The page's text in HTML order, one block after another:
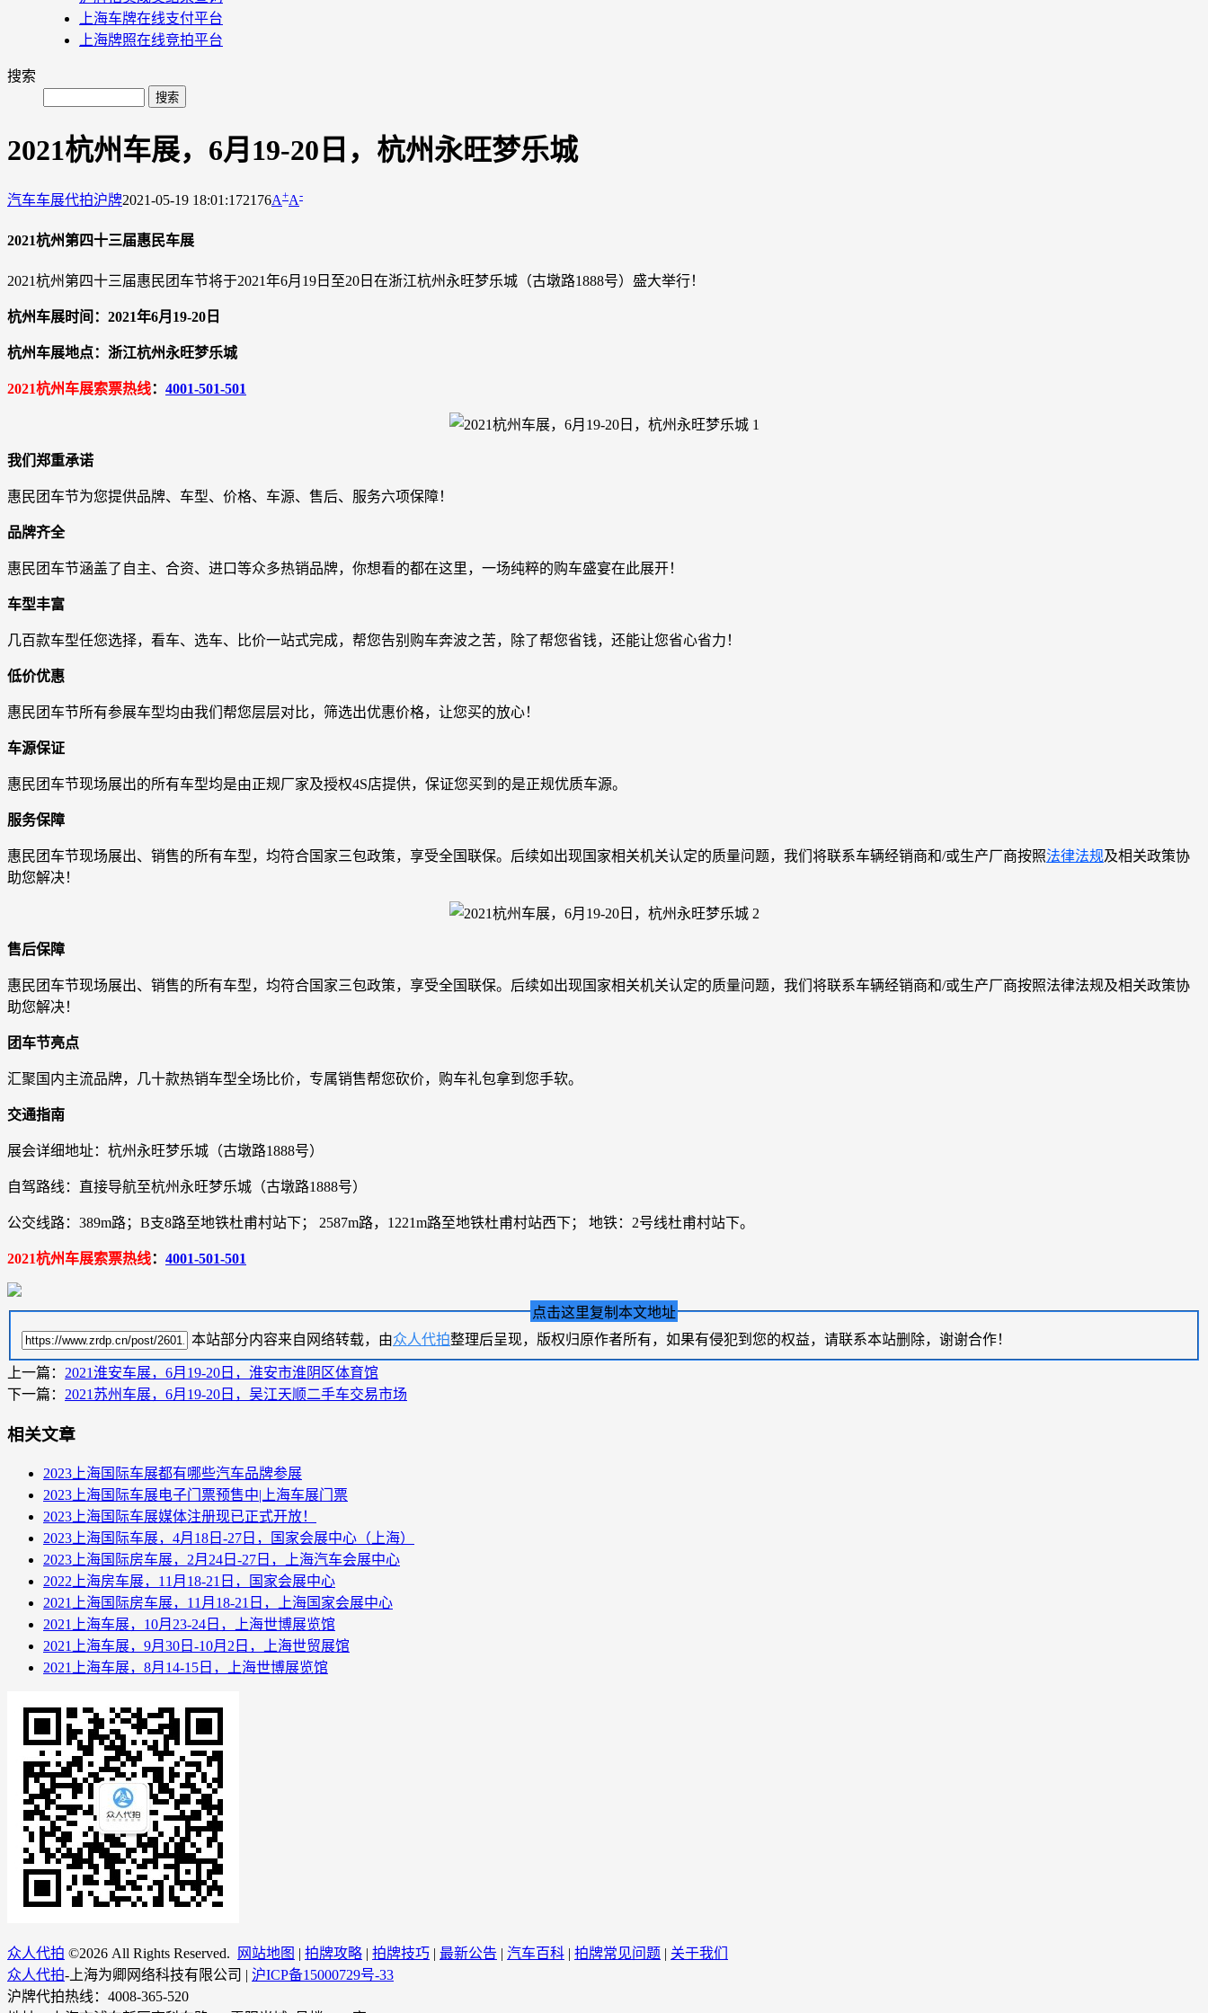
上海车牌在线支付平台
上海牌照在线竞拍平台
搜索
2021杭州车展，6月19-20日，杭州永旺梦乐城
汽车车展代拍沪牌2021-05-19 18:01:172176A+A-
2021杭州第四十三届惠民车展
2021杭州第四十三届惠民团车节将于2021年6月19日至20日在浙江杭州永旺梦乐城（古墩路1888号）盛大举行！
杭州车展时间：2021年6月19-20日
杭州车展地点：浙江杭州永旺梦乐城
2021杭州车展索票热线： 4001-501-501
我们郑重承诺
惠民团车节为您提供品牌、车型、价格、车源、售后、服务六项保障！
品牌齐全
惠民团车节涵盖了自主、合资、进口等众多热销品牌，你想看的都在这里，一场纯粹的购车盛宴在此展开！
车型丰富
几百款车型任您选择，看车、选车、比价一站式完成，帮您告别购车奔波之苦，除了帮您省钱，还能让您省心省力！
低价优惠
惠民团车节所有参展车型均由我们帮您层层对比，筛选出优惠价格，让您买的放心！
车源保证
惠民团车节现场展出的所有车型均是由正规厂家及授权4S店提供，保证您买到的是正规优质车源。
服务保障
惠民团车节现场展出、销售的所有车型，均符合国家三包政策，享受全国联保。后续如出现国家相关机关认定的质量问题，我们将联系车辆经销商和/或生产厂商按照法律法规及相关政策协
助您解决！
售后保障
惠民团车节现场展出、销售的所有车型，均符合国家三包政策，享受全国联保。后续如出现国家相关机关认定的质量问题，我们将联系车辆经销商和/或生产厂商按照法律法规及相关政策协
助您解决！
团车节亮点
汇聚国内主流品牌，几十款热销车型全场比价，专属销售帮您砍价，购车礼包拿到您手软。
交通指南
展会详细地址：杭州永旺梦乐城（古墩路1888号）
自驾路线：直接导航至杭州永旺梦乐城（古墩路1888号）
公交线路：389m路；B支8路至地铁杜甫村站下； 2587m路，1221m路至地铁杜甫村站西下； 地铁：2号线杜甫村站下。
2021杭州车展索票热线： 4001-501-501
点击这里复制本文地址
本站部分内容来自网络转载，由众人代拍整理后呈现，版权归原作者所有，如果有侵犯到您的权益，请联系本站删除，谢谢合作！
上一篇： 2021淮安车展，6月19-20日，淮安市淮阴区体育馆
下一篇： 2021苏州车展，6月19-20日，吴江天顺二手车交易市场
相关文章
2023上海国际车展都有哪些汽车品牌参展
2023上海国际车展电子门票预售中|上海车展门票
2023上海国际车展媒体注册现已正式开放！
2023上海国际车展，4月18日-27日，国家会展中心（上海）
2023上海国际房车展，2月24日-27日，上海汽车会展中心
2022上海房车展，11月18-21日，国家会展中心
2021上海国际房车展，11月18-21日，上海国家会展中心
2021上海车展，10月23-24日，上海世博展览馆
2021上海车展，9月30日-10月2日，上海世贸展馆
2021上海车展，8月14-15日，上海世博展览馆
众人代拍 ©2026 All Rights Reserved. 网站地图 | 拍牌攻略 | 拍牌技巧 | 最新公告 | 汽车百科 | 拍牌常见问题 | 关于我们
众人代拍-上海为卿网络科技有限公司 | 沪ICP备15000729号-33
沪牌代拍热线：4008-365-520